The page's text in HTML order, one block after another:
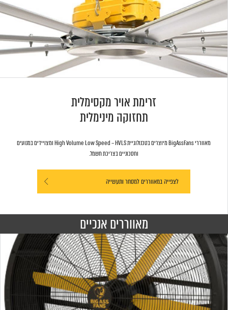
זרימת אויר מקסימלית
תחזוקה מינימלית
מאווררי BigAssFans מיוצרים בטכנולוגיית High Volume Low Speed – HVLS ומצויידים במנועים
וחסכוניים בצריכת חשמל.
לצפייה במאווררים למסחר ותעשייה
מאווררים אנכיים